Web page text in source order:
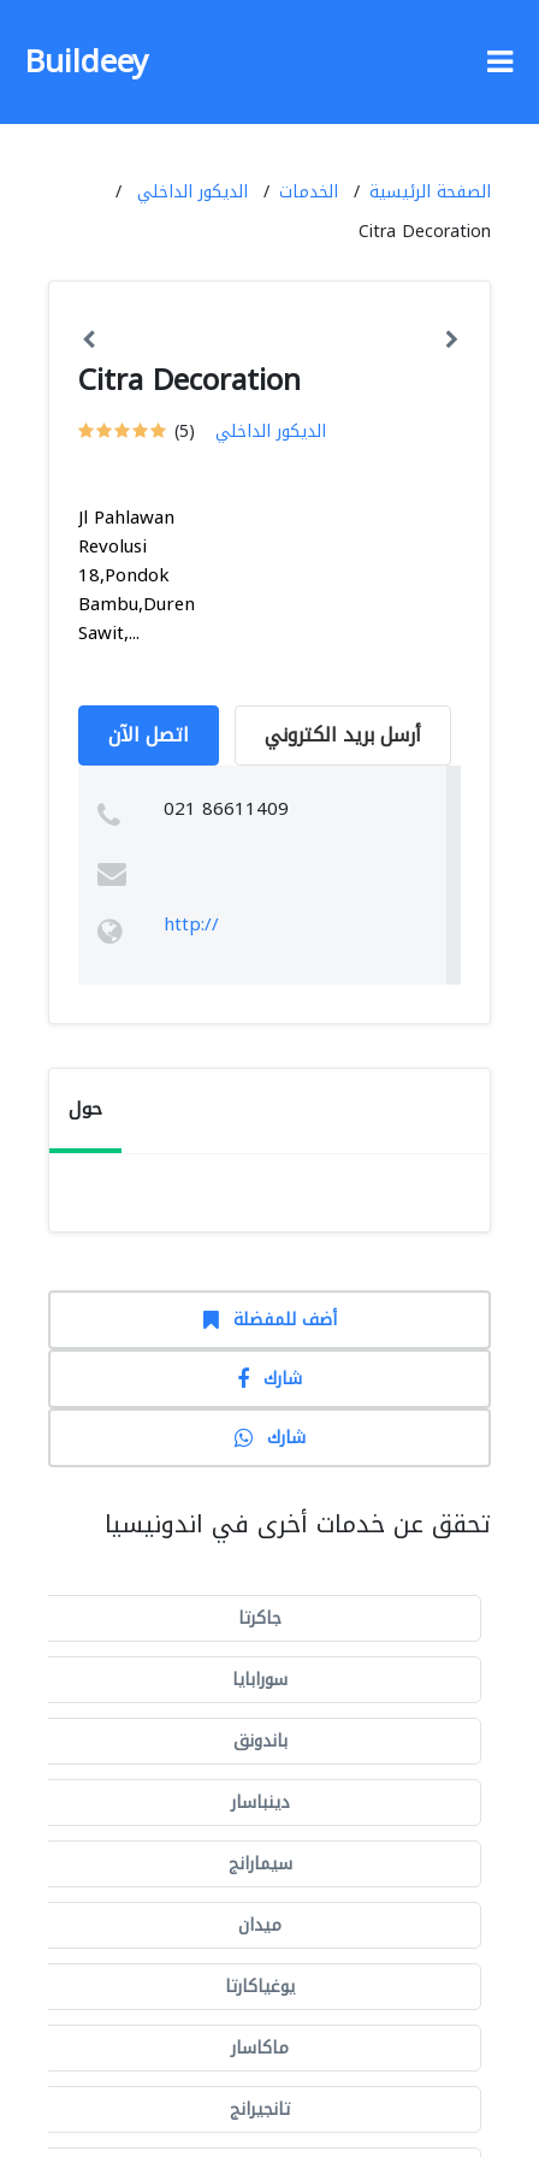
Buildeey
الصفحة الرئيسية الخدمات
الديكور الداخلي
Citra Decoration
Citra Decoration
(5) الديكور الداخلي
Jl Pahlawan
Revolusi
18,Pondok
Bambu,Duren
Sawit,...
اتصل الآن أرسل بريد الكتروني
021 86611409
http://
حول
أضف للمفضلة
شارك
شارك
تحقق عن خدمات أخرى في اندونيسيا
جاكرتا
سورابايا
باندونق
دينباسار
سيمارانج
ميدان
يوغياكارتا
ماكاسار
تانجيرانج